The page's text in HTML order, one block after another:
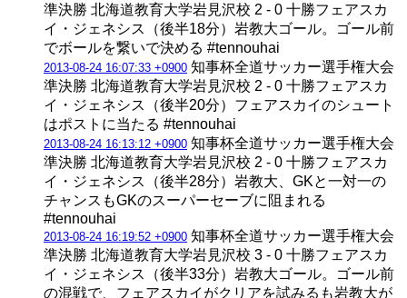
準決勝 北海道教育大学岩見沢校 2 - 0 十勝フェアスカ
イ・ジェネシス（後半18分）岩教大ゴール。ゴール前
でボールを繋いで決める #tennouhai
2013-08-24 16:07:33 +0900 知事杯全道サッカー選手権大会
準決勝 北海道教育大学岩見沢校 2 - 0 十勝フェアスカ
イ・ジェネシス（後半20分）フェアスカイのシュート
はポストに当たる #tennouhai
2013-08-24 16:13:12 +0900 知事杯全道サッカー選手権大会
準決勝 北海道教育大学岩見沢校 2 - 0 十勝フェアスカ
イ・ジェネシス（後半28分）岩教大、GKと一対一の
チャンスもGKのスーパーセーブに阻まれる
#tennouhai
2013-08-24 16:19:52 +0900 知事杯全道サッカー選手権大会
準決勝 北海道教育大学岩見沢校 3 - 0 十勝フェアスカ
イ・ジェネシス（後半33分）岩教大ゴール。ゴール前
の混戦で、フェアスカイがクリアを試みるも岩教大が